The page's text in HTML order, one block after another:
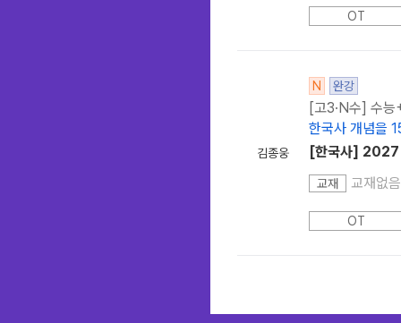
OT
김종웅
N 완강
[고3·N수] 수
한국사 개념을
[한국사] 2027
교재 교재없음
OT